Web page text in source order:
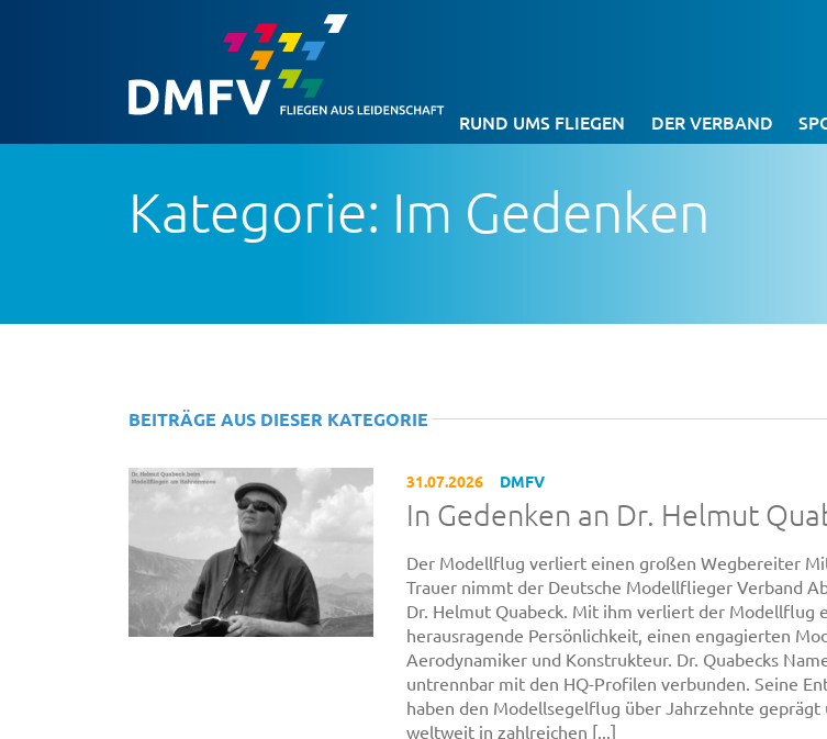
RUND UMS FLIEGEN DER VERBAND
Kategorie: Im Gedenken
BEITRÄGE AUS DIESER KATEGORIE
31.07.2026 DMFV
In Gedenken an Dr. Helmut
Der Modellflug verliert einen großen Wegbereiter
Trauer nimmt der Deutsche Modellflieger Verband
Dr. Helmut Quabeck. Mit ihm verliert der Modellflug
herausragende Persönlichkeit, einen engagierten
Aerodynamiker und Konstrukteur. Dr. Quabecks
untrennbar mit den HQ-Profilen verbunden. Seine
haben den Modellsegelflug über Jahrzehnte geprägt
weltweit in zahlreichen [...]